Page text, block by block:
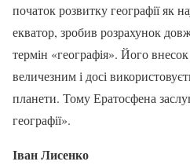
початок розвитку географії як
екватор, зробив розрахунок
термін «географія». Його
величезним і досі
планети. Тому Ератосфена
географії».
Іван Лисенко